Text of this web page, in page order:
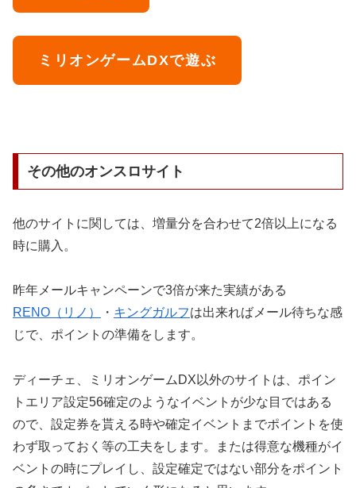
ミリオンゲームDXで遊ぶ
その他のオンスロサイト
他のサイトに関しては、増量分を合わせて2倍以上になる
時に購入。
昨年メールキャンペーンで3倍が来た実績がある
RENO（リノ）
・ キングガルフは出来ればメール待ちな感
じで、ポイントの準備をします。
ディーチェ、ミリオンゲームDX以外のサイトは、ポイン
トエリア設定56確定のようなイベントが少な目ではある
ので、設定券を貰える時や確定イベントまでポイントを使
わず取っておく等の工夫をします。
または得意な機種がイ
ベントの時にプレイし、設定確定ではない部分をポイント